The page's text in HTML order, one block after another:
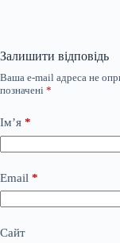
Залишити відповідь
Ваша e-mail адреса не
позначені *
Ім’я *
Email *
Сайт